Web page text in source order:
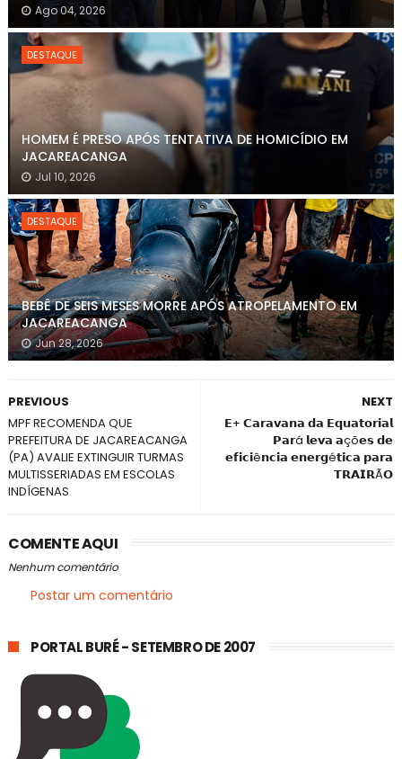
Ago 04, 2026
DESTAQUE
HOMEM É PRESO APÓS TENTATIVA DE HOMICÍDIO EM
JACAREACANGA
Jul 10, 2026
DESTAQUE
BEBÊ DE SEIS MESES MORRE APÓS ATROPELAMENTO EM
JACAREACANGA
Jun 28, 2026
NEXT
𝗘+ 𝗖𝗮𝗿𝗮𝘃𝗮𝗻𝗮 𝗱𝗮 𝗘𝗾𝘂𝗮𝘁𝗼𝗿𝗶𝗮𝗹
𝗣𝗮𝗿á 𝗹𝗲𝘃𝗮 𝗮çõ𝗲𝘀 𝗱𝗲
𝗲𝗳𝗶𝗰𝗶ê𝗻𝗰𝗶𝗮 𝗲𝗻𝗲𝗿𝗴é𝘁𝗶𝗰𝗮 𝗽𝗮𝗿𝗮
𝗧𝗥𝗔𝗜𝗥Ã𝗢
PREVIOUS
MPF RECOMENDA QUE
PREFEITURA DE JACAREACANGA
(PA) AVALIE EXTINGUIR TURMAS
MULTISSERIADAS EM ESCOLAS
INDÍGENAS
COMENTE AQUI
Nenhum comentário
Postar um comentário
PORTAL BURÉ - SETEMBRO DE 2007